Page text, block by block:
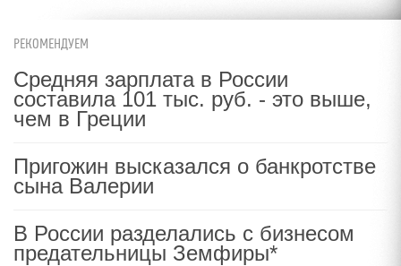
РЕКОМЕНДУЕМ
Средняя зарплата в России
составила 101 тыс. руб. - это выше,
чем в Греции
Пригожин высказался о банкротстве
сына Валерии
В России разделались с бизнесом
предательницы Земфиры*